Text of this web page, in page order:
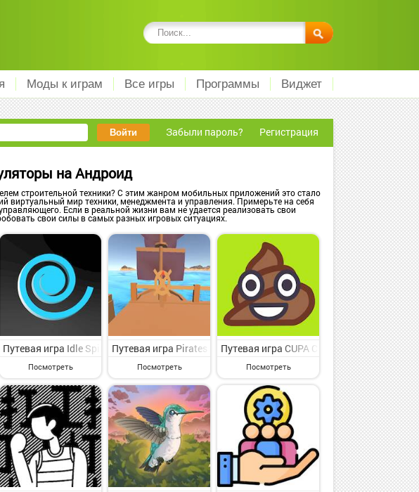
Моды к играм Все игры Программы Виджет
Забыли пароль? Регистрация
на Андроид
строительной техники? С этим жанром мобильных приложений это стало
виртуальный мир техники, менеджмента и управления. Примерьте на себя
Если в реальной жизни вам не удается реализовать свои
свои силы в самых разных игровых ситуациях.
на Андроид - увлекательная игра симулятор для опытных игроков от
o Brasil на Андроид - представляющая интерес игра симулятор для искушенного
Путевая игра Idle Spiral на Андроид - симпатичная игра симулятор для каждого от
Посмотреть
Путевая игра Pirates & Forts & Ocean Waves на Андроид -
Посмотреть
Путевая игра CUPA CLICKER на
Посмотреть